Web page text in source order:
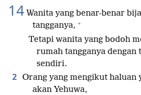
14 Wanita yang benar-benar
tangganya, +
Tetapi wanita yang bodoh
rumah tangganya dengan
sendiri.
2 Orang yang mengikut haluan
akan Yehuwa,